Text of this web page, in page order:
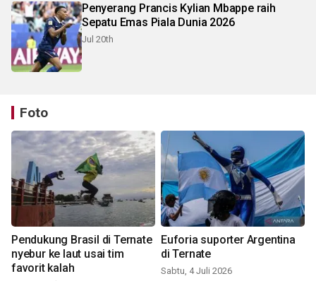
Penyerang Prancis Kylian Mbappe raih
Sepatu Emas Piala Dunia 2026
Jul 20th
Foto
Pendukung Brasil di Ternate
nyebur ke laut usai tim
favorit kalah
Euforia suporter Argentina
di Ternate
Sabtu, 4 Juli 2026